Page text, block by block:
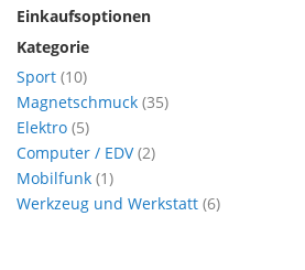
Einkaufsoptionen
Kategorie
Sport 10Artikel
Magnetschmuck 35Artikel
Elektro 5Artikel
Computer / EDV 2Artikel
Mobilfunk 1Artikel
Werkzeug und Werkstatt 6Artikel